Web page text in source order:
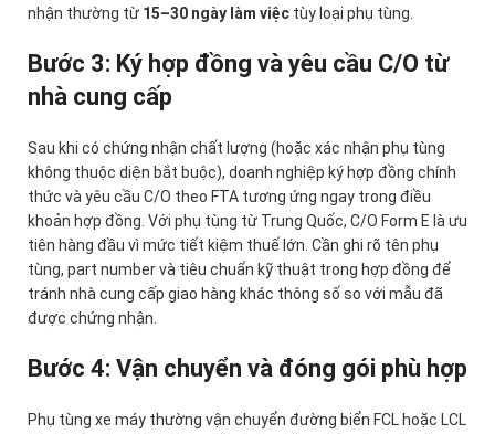
nhận thường từ 15–30 ngày làm việc tùy loại phụ tùng.
Bước 3: Ký hợp đồng và yêu cầu C/O từ
nhà cung cấp
Sau khi có chứng nhận chất lượng (hoặc xác nhận phụ tùng
không thuộc diện bắt buộc), doanh nghiệp ký hợp đồng chính
thức và yêu cầu C/O theo FTA tương ứng ngay trong điều
khoản hợp đồng. Với phụ tùng từ Trung Quốc, C/O Form E là ưu
tiên hàng đầu vì mức tiết kiệm thuế lớn. Cần ghi rõ tên phụ
tùng, part number và tiêu chuẩn kỹ thuật trong hợp đồng để
tránh nhà cung cấp giao hàng khác thông số so với mẫu đã
được chứng nhận.
Bước 4: Vận chuyển và đóng gói phù hợp
Phụ tùng xe máy thường vận chuyển đường biển FCL hoặc LCL